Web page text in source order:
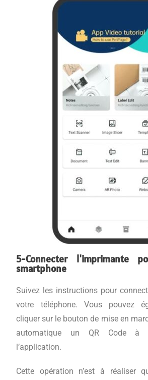
5-Connecter l'imprimante
smartphone
Suivez les instructions pour
votre téléphone. Vous pouvez
cliquer sur le bouton de mise en
automatique un QR Code à
l’application.
Cette opération n’est à réaliser